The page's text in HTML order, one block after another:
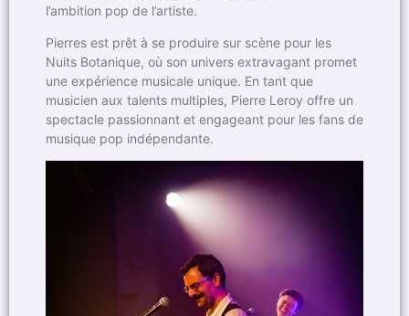
l’ambition pop de l’artiste.
Pierres est prêt à se produire sur scène pour les
Nuits Botanique, où son univers extravagant promet
une expérience musicale unique. En tant que
musicien aux talents multiples, Pierre Leroy offre un
spectacle passionnant et engageant pour les fans de
musique pop indépendante.